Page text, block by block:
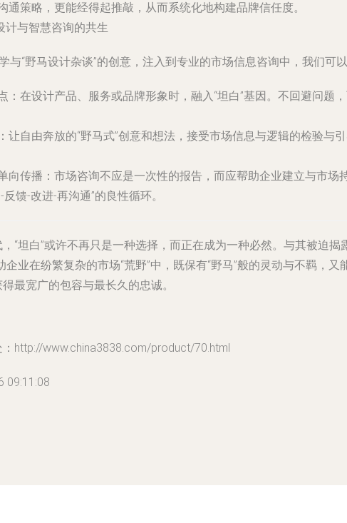
通策略，更能经得起推敲，从而系统化地构建品牌信任度。
计与智慧咨询的共生
与“野马设计杂谈”的创意，注入到专业的市场信息咨询中，我们可
：在设计产品、服务或品牌形象时，融入“坦白”基因。不回避问
：让自由奔放的“野马式”创意和想法，接受市场信息与逻辑的检验
向传播 ：市场咨询不应是一次性的报告，而应帮助企业建立与市
馈-改进-再沟通”的良性循环。
“坦白”或许不再只是一种选择，而正在成为一种必然。与其被迫
企业在纷繁复杂的市场“荒野”中，既保有“野马”般的灵动与不羁，
最宽广的包容与最长久的忠诚。
http://www.china3838.com/product/70.html
09:11:08